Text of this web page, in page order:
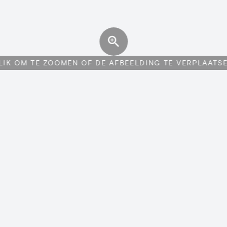
OM TE ZOOMEN OF DE AFBEELDING TE